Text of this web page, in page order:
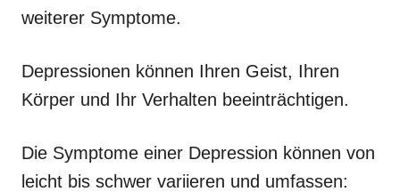
weiterer Symptome.
Depressionen können Ihren Geist, Ihren
Körper und Ihr Verhalten beeinträchtigen.
Die Symptome einer Depression können von
leicht bis schwer variieren und umfassen: